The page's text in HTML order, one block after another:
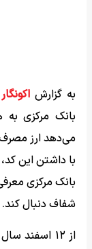
به گزارش اکونگار
بانک مرکزی
می‌دهد ارز
با داشتن این
بانک مرکزی
شفاف دنبال کند.
از ۱۲